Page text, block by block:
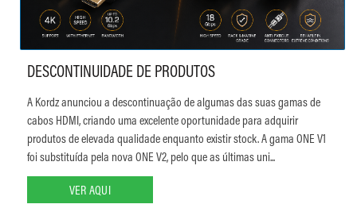
DESCONTINUIDADE DE PRODUTOS
A Kordz anunciou a descontinuação de algumas das suas gamas de
cabos HDMI, criando uma excelente oportunidade para adquirir
produtos de elevada qualidade enquanto existir stock. A gama ONE V1
foi substituída pela nova ONE V2, pelo que as últimas uni...
VER AQUI